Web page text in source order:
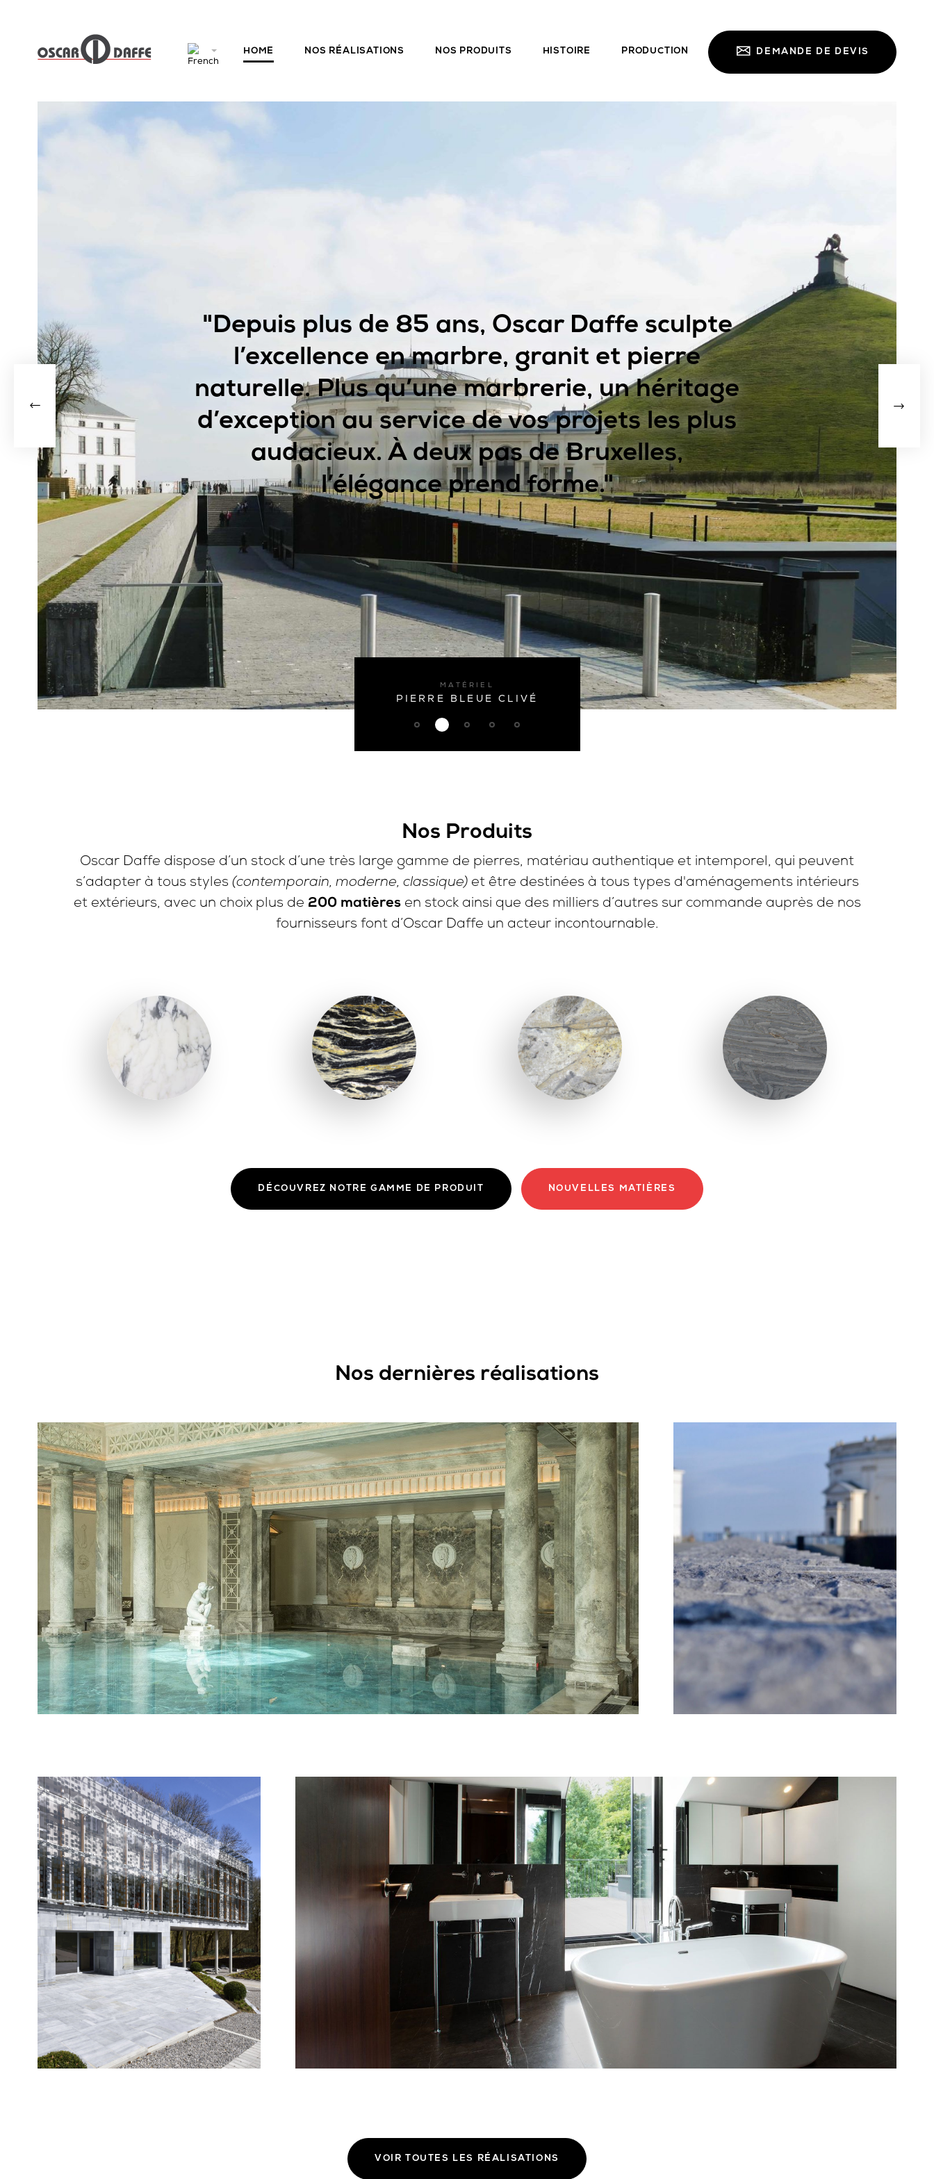
HOME NOS RÉALISATIONS NOS PRODUITS HISTOIRE PRODUCTION DEMANDE DE DEVIS
MATÉRIEL
TRAVERTIN TITANIUM BOUCHARDÉ
"Depuis plus de 85 ans, Oscar Daffe sculpte
l’excellence en marbre, granit et pierre
naturelle. Plus qu’une marbrerie, un héritage
d’exception au service de vos projets les plus
audacieux. À deux pas de Bruxelles,
l’élégance prend forme."
Nos Produits
Oscar Daffe dispose d’un stock d’une très large gamme de pierres, matériau authentique et intemporel, qui peuvent
s’adapter à tous styles (contemporain, moderne, classique)et être destinées à tous types d'aménagements intérieurs
et extérieurs, avec un choix plus de 200 matièresen stock ainsi que des milliers d’autres sur commande auprès de nos
fournisseurs font d’Oscar Daffe un acteur incontournable.
NOUVELLES MATIÈRES
Nos dernières réalisations